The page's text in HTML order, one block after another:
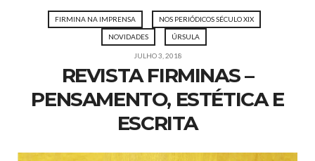
FIRMINA NA IMPRENSA NOS PERIÓDICOS SÉCULO XIX
NOVIDADES ÚRSULA
JULHO 3, 2018
REVISTA FIRMINAS –
PENSAMENTO, ESTÉTICA E
ESCRITA